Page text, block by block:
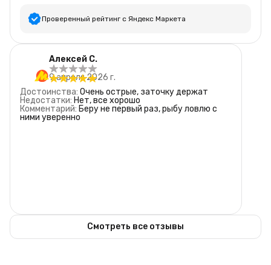
Проверенный рейтинг с Яндекс Маркета
5звёзд
1
звезды
звезды
2звезды
1звезда
Алексей С.
9 апреля 2026 г.
Достоинства: Очень острые, заточку держат
Недостатки: Нет, все хорошо
Комментарий: Беру не первый раз, рыбу ловлю с
ними уверенно
Смотреть все отзывы